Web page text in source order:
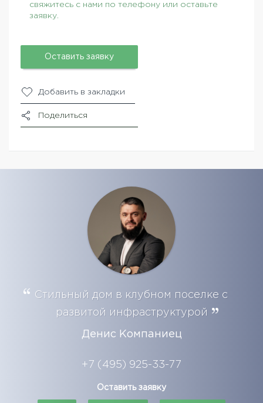
свяжитесь с нами по телефону или оставьте
заявку.
Оставить заявку
Добавить в закладки
Поделиться
Стильный дом в клубном поселке с
развитой инфраструктурой
Денис Компаниец
+7 (495) 925-33-77
Оставить заявку